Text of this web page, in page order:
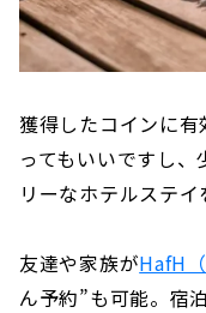
獲得したコインに
ってもいいですし
リーなホテルステイ
友達や家族がHafH（
ん予約”も可能。宿